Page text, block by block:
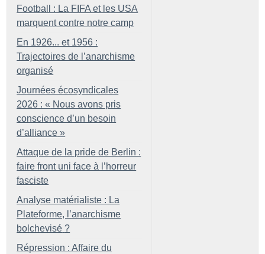
Football : La FIFA et les USA
marquent contre notre camp
En 1926... et 1956 :
Trajectoires de l’anarchisme
organisé
Journées écosyndicales
2026 : « Nous avons pris
conscience d’un besoin
d’alliance »
Attaque de la pride de Berlin :
faire front uni face à l’horreur
fasciste
Analyse matérialiste : La
Plateforme, l’anarchisme
bolchevisé ?
Répression : Affaire du